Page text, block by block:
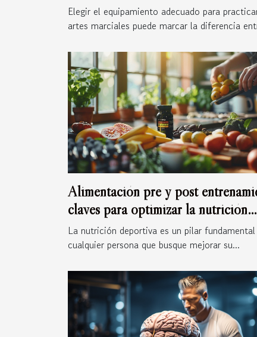
Elegir el equipamiento adecuado para
artes marciales puede marcar la diferencia
Alimentación pre y post
claves para optimizar la nutrición
deportiva
La nutrición deportiva es un pilar
cualquier persona que busque mejorar su...